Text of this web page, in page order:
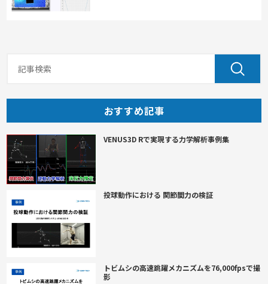
おすすめ記事
VENUS3D Rで実現する力学解析事例集
投球動作における 関節間力の検証
トビムシの高速跳躍メカニズムを76,000fpsで撮
影